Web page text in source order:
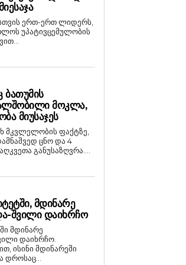
ერთ-ერთ ლიდერს,
უპატივცემულობის
ᲛᲝᲙᲚᲐ,
ᲛᲘᲣᲡᲐᲯᲔᲡ
მკვლელობის ფაქტზე,
ცნო და 4
განუსაზღვრა....
ᲛᲓᲘᲜᲐᲠᲔ
ᲨᲕᲘᲚᲘ ᲓᲐᲘᲮᲠᲩᲝ
მდინარე
დაიხრჩო.
ისინი მდინარეში
დროსაც...